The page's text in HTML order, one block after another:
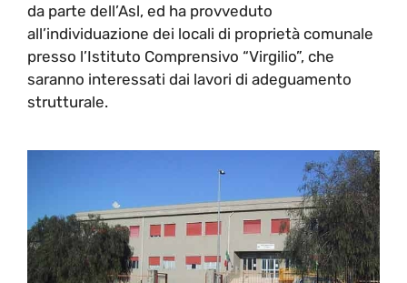
da parte dell’Asl, ed ha provveduto
all’individuazione dei locali di proprietà comunale
presso l’Istituto Comprensivo “Virgilio”, che
saranno interessati dai lavori di adeguamento
strutturale.